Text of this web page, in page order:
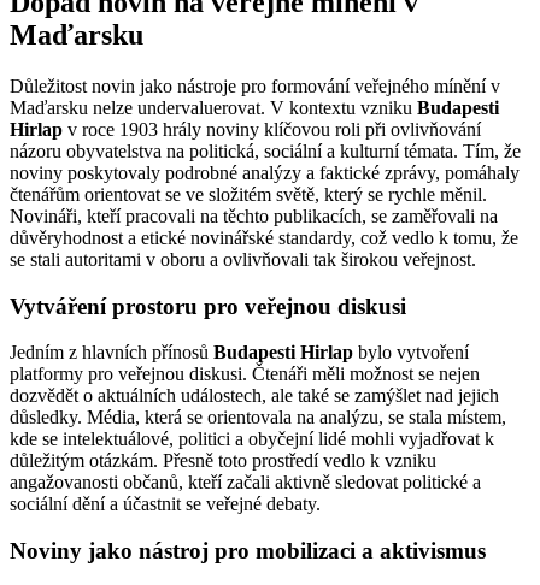
Maďarsku
Důležitost novin jako nástroje pro formování veřejného mínění v
Maďarsku nelze undervaluerovat. V kontextu vzniku Budapesti
Hirlap v roce 1903 hrály noviny klíčovou roli při ovlivňování
názoru obyvatelstva na politická, sociální a kulturní témata. Tím, že
noviny poskytovaly podrobné analýzy a faktické zprávy, pomáhaly
čtenářům orientovat se ve složitém světě, který se rychle měnil.
Novináři, kteří pracovali na těchto publikacích, se zaměřovali na
důvěryhodnost a etické novinářské standardy, což vedlo k tomu, že
se stali autoritami v oboru a ovlivňovali tak širokou veřejnost.
Vytváření prostoru pro veřejnou diskusi
Jedním z hlavních přínosů Budapesti Hirlap bylo vytvoření
platformy pro veřejnou diskusi. Čtenáři měli možnost se nejen
dozvědět o aktuálních událostech, ale také se zamýšlet nad jejich
důsledky. Média, která se orientovala na analýzu, se stala místem,
kde se intelektuálové, politici a obyčejní lidé mohli vyjadřovat k
důležitým otázkám. Přesně toto prostředí vedlo k vzniku
angažovanosti občanů, kteří začali aktivně sledovat politické a
sociální dění a účastnit se veřejné debaty.
Noviny jako nástroj pro mobilizaci a aktivismus